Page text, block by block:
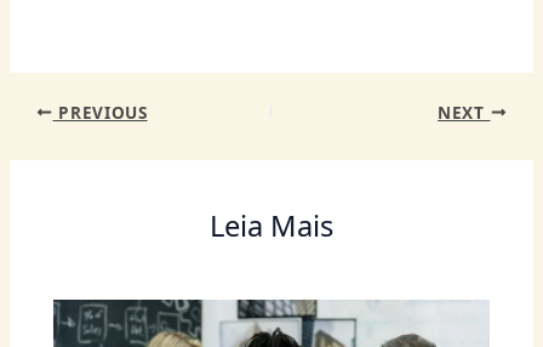
p
p
o
o
k
g
er
n m
PREVIOUS NEXT
Leia Mais